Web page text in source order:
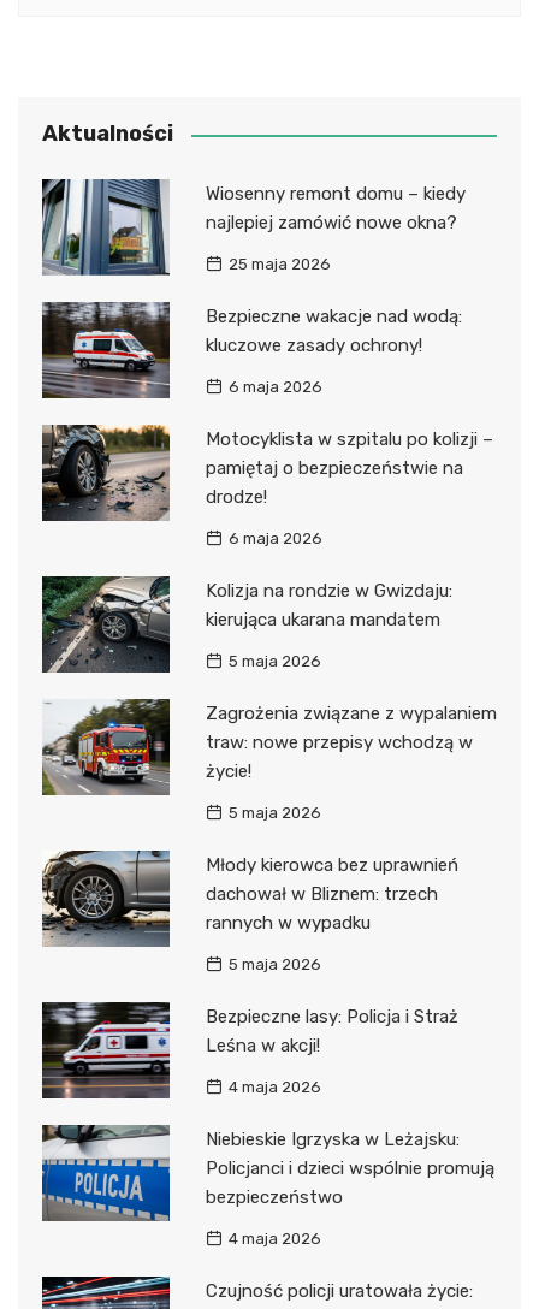
Aktualności
Wiosenny remont domu – kiedy
najlepiej zamówić nowe okna?
25 maja 2026
Bezpieczne wakacje nad wodą:
kluczowe zasady ochrony!
6 maja 2026
Motocyklista w szpitalu po kolizji –
pamiętaj o bezpieczeństwie na
drodze!
6 maja 2026
Kolizja na rondzie w Gwizdaju:
kierująca ukarana mandatem
5 maja 2026
Zagrożenia związane z wypalaniem
traw: nowe przepisy wchodzą w
życie!
5 maja 2026
Młody kierowca bez uprawnień
dachował w Bliznem: trzech
rannych w wypadku
5 maja 2026
Bezpieczne lasy: Policja i Straż
Leśna w akcji!
4 maja 2026
Niebieskie Igrzyska w Leżajsku:
Policjanci i dzieci wspólnie promują
bezpieczeństwo
4 maja 2026
Czujność policji uratowała życie: